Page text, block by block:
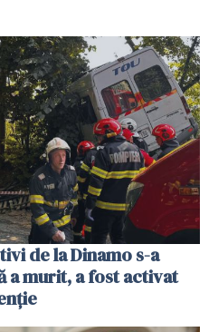
de la Dinamo s-a
a murit, a fost activat